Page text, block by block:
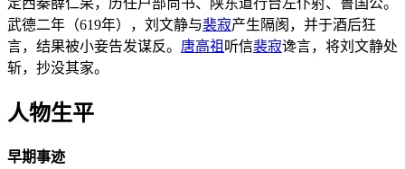
武德二年（619年），刘文静与裴寂产生隔阂，并于酒后狂
言，结果被小妾告发谋反。 唐高祖 听信裴寂谗言，将刘文静处
斩，抄没其家。
人物生平
早期事迹